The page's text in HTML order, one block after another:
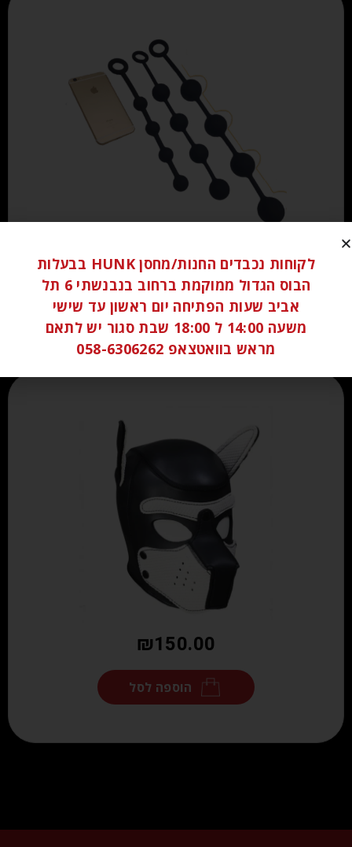
₪100.00
הוספה לסל
₪150.00
הוספה לסל
לקוחות נכבדים החנות/מחסן HUNK בבעלות
הבוס הגדול ממוקמת ברחוב בנבנשתי 6 תל
אביב שעות הפתיחה יום ראשון עד שישי
משעה 14:00 ל 18:00 שבת סגור יש לתאם
מראש בוואטצאפ 058-6306262